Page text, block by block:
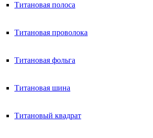
Титановая полоса
Титановая проволока
Титановая фольга
Титановая шина
Титановый квадрат